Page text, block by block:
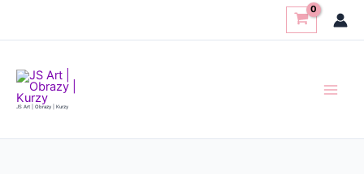
JS Art | Obrazy | Kurzy